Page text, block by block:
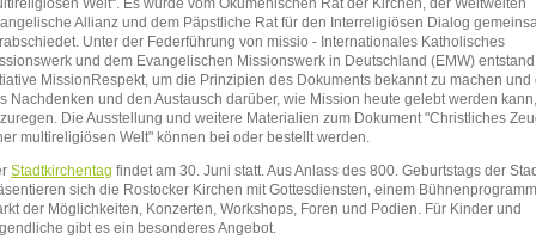
Welt“. Es wurde vom Ökumenischen Rat der Kirchen, der Weltweiten
Allianz und dem Päpstliche Rat für den Interreligiösen Dialog
Unter der Federführung von missio - Internationales Katholisches
und dem Evangelischen Missionswerk in Deutschland (EMW)
MissionRespekt, um die Prinzipien des Dokuments bekannt zu machen und
Nachdenken und den Austausch darüber, wie Mission heute gelebt werden kann,
Die Ausstellung und weitere Materialien zum Dokument "Christliches
multireligiösen Welt" können bei oder bestellt werden.
Stadtkirchentag findet am 30. Juni statt. Aus Anlass des 800. Geburtstags der
sich die Rostocker Kirchen mit Gottesdiensten, einem
der Möglichkeiten, Konzerten, Workshops, Foren und Podien. Für Kinder und
gibt es ein besonderes Angebot.